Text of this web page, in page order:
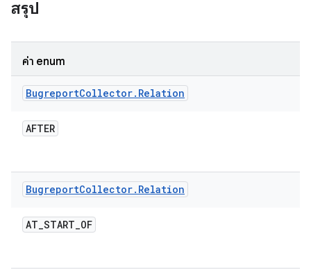
สรุป
ค่า enum
BugreportCollector. Relation
AFTER
BugreportCollector. Relation
AT_START_OF